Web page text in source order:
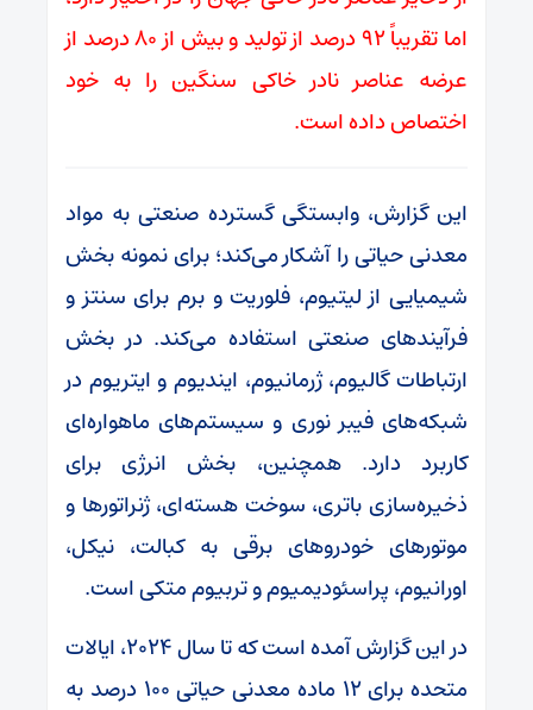
اما تقریباً ۹۲ درصد از تولید و بیش از ۸۰ درصد از
عرضه عناصر نادر خاکی سنگین را به خود
اختصاص داده است.
این گزارش، وابستگی گسترده صنعتی به مواد
معدنی حیاتی را آشکار می‌کند؛ برای نمونه بخش
شیمیایی از لیتیوم، فلوریت و برم برای سنتز و
فرآیندهای صنعتی استفاده می‌کند. در بخش
ارتباطات گالیوم، ژرمانیوم، ایندیوم و ایتریوم در
شبکه‌های فیبر نوری و سیستم‌های ماهواره‌ای
کاربرد دارد. همچنین، بخش انرژی برای
ذخیره‌سازی باتری، سوخت هسته‌ای، ژنراتورها و
موتورهای خودروهای برقی به کبالت، نیکل،
اورانیوم، پراسئودیمیوم و تربیوم متکی است.
در این گزارش آمده است که تا سال ۲۰۲۴، ایالات
متحده برای ۱۲ ماده معدنی حیاتی ۱۰۰ درصد به